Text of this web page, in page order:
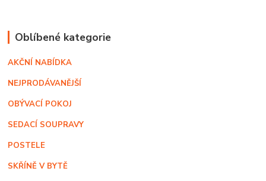
Oblíbené kategorie
AKČNÍ NABÍDKA
NEJPRODÁVANĚJŠÍ
OBÝVACÍ POKOJ
SEDACÍ SOUPRAVY
POSTELE
SKŘÍNĚ V BYTĚ